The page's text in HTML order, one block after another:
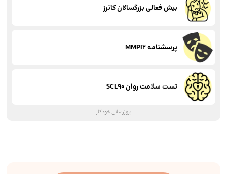
بیش فعالی بزرگسالان کانرز
پرسشنامه MMPI2
تست سلامت روان SCL90
بروزرسانی خودکار